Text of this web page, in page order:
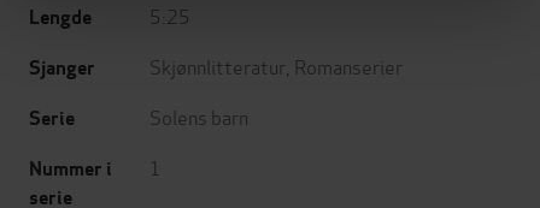
Lengde 5:25
Sjanger Skjønnlitteratur Romanserier
Serie Solens barn
Nummer i
serie
1